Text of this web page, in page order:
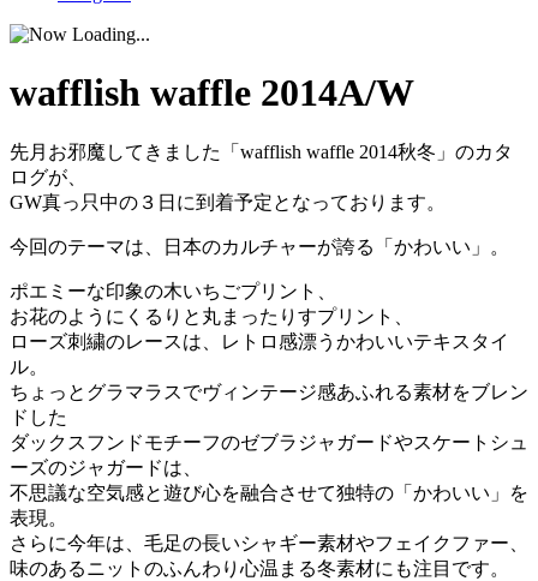
wafflish waffle 2014A/W
先月お邪魔してきました「wafflish waffle 2014秋冬」のカタ
ログが、
GW真っ只中の３日に到着予定となっております。
今回のテーマは、日本のカルチャーが誇る「かわいい」。
ポエミーな印象の木いちごプリント、
お花のようにくるりと丸まったりすプリント、
ローズ刺繍のレースは、レトロ感漂うかわいいテキスタイ
ル。
ちょっとグラマラスでヴィンテージ感あふれる素材をブレン
ドした
ダックスフンドモチーフのゼブラジャガードやスケートシュ
ーズのジャガードは、
不思議な空気感と遊び心を融合させて独特の「かわいい」を
表現。
さらに今年は、毛足の長いシャギー素材やフェイクファー、
味のあるニットのふんわり心温まる冬素材にも注目です。